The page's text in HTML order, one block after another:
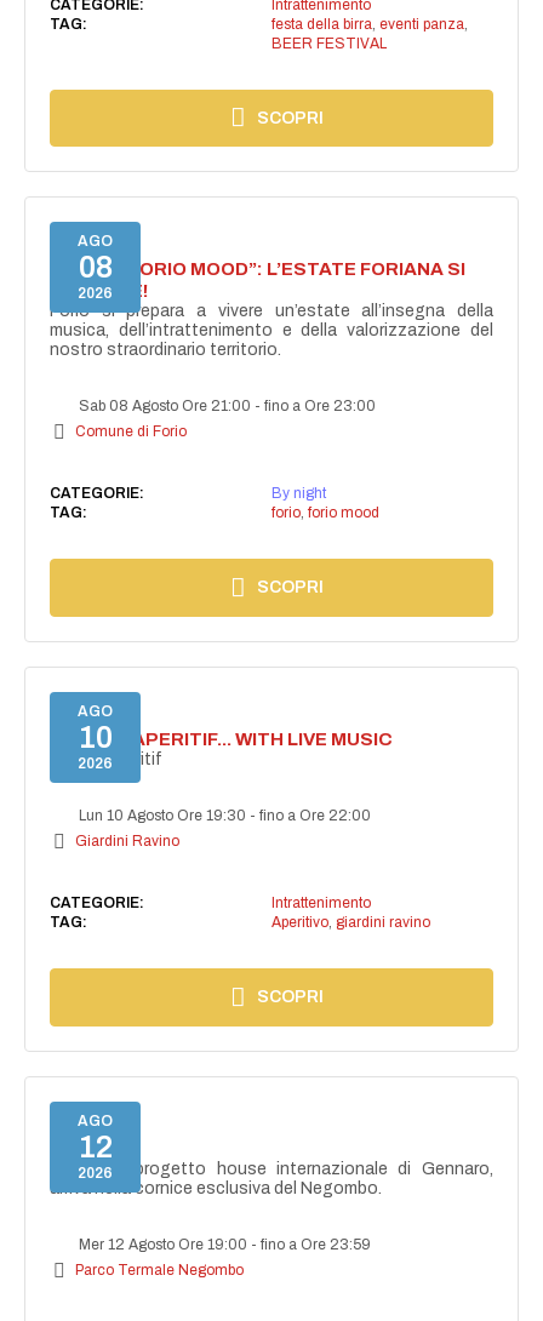
CATEGORIE:
Intrattenimento
TAG:
festa della birra eventi panza
BEER FESTIVAL
SCOPRI
AGO
08
2026
NASCE “FORIO MOOD”: L’ESTATE FORIANA SI
ACCENDE!
Forio si prepara a vivere un’estate all’insegna della
musica, dell’intrattenimento e della valorizzazione del
nostro straordinario territorio.
Sab 08 Agosto Ore 21:00 -fino a Ore 23:00
Comune di Forio
CATEGORIE:
By night
TAG:
forio, forio mood
SCOPRI
AGO
10
2026
SECRET APERITIF... WITH LIVE MUSIC
Secret aperitif
Lun 10 Agosto Ore 19:30 -fino a Ore 22:00
Giardini Ravino
CATEGORIE:
Intrattenimento
TAG:
Aperitivo, giardini ravino
SCOPRI
AGO
12
2026
NAIMA
NAIMA, il progetto house internazionale di Gennaro,
arriva nella cornice esclusiva del Negombo.
Mer 12 Agosto Ore 19:00 -fino a Ore 23:59
Parco Termale Negombo